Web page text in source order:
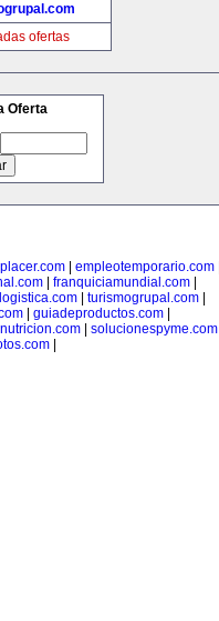
ofertas
Oferta
| empleotemporario.com|
| franquiciamundial.com|
| turismogrupal.com|
guiadeproductos.com
solucionespyme.com